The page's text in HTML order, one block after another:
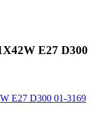
E27 D300
E27 D300 01-3169